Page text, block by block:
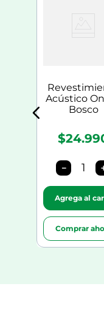
Acústico
Bosco
－
Agrega al
Comprar